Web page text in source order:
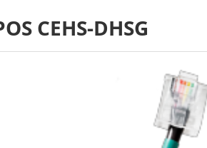
CEHS-DHSG